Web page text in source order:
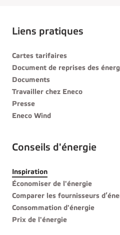
Liens pratiques
Cartes tarifaires
Document de reprises des
Documents
Travailler chez Eneco
Presse
Eneco Wind
Conseils d'énergie
Inspiration
Économiser de l'énergie
Comparer les fournisseurs
Consommation d'énergie
Prix de l'énergie